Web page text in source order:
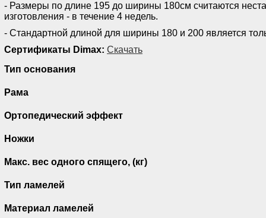
- Размеры по длине 195 до ширины 180см считаются
изготовления - в течение 4 недель.
- Стандартной длиной для ширины 180 и 200 является
Сертификаты Dimax: Скачать
Тип основания
Рама
Ортопедический эффект
Ножки
Макс. вес одного спящего, (кг)
Тип ламелей
Материал ламелей